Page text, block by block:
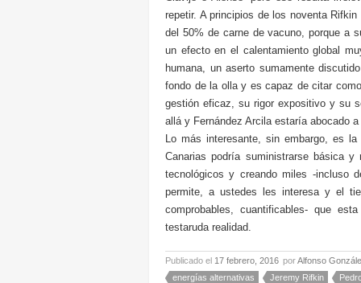
repetir. A principios de los noventa
del 50% de carne de vacuno, porque a
un efecto en el calentamiento global
humana, un aserto sumamente
fondo de la olla y es capaz de citar
gestión eficaz, su rigor expositivo y su
allá y Fernández Arcila estaría abocado
Lo más interesante, sin embargo, es
Canarias podría suministrarse básica y
tecnológicos y creando miles -incluso
permite, a ustedes les interesa y el
comprobables, cuantificables- que
testaruda realidad.
Publicado el 17 febrero, 2016 porAlfonso
energías alternativas
Jeremy Rifkin